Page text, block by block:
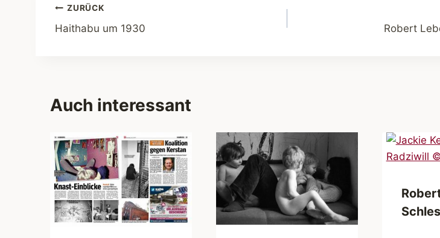
Beitragsnavigation
ZURÜCK
Haithabu um 1930 Robert
Auch interessant